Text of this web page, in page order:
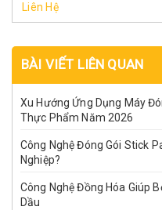
Liên Hệ
BÀI VIẾT LIÊN QUAN
Xu Hướng Ứng Dụng Máy
Thực Phẩm Năm 2026
Công Nghệ Đóng Gói Stick
Nghiệp?
Công Nghệ Đồng Hóa Giúp
Dầu